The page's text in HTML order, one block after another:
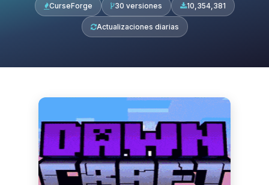
CurseForge 30 versiones 10,354,381
Actualizaciones diarias